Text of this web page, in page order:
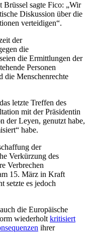
Brüssel sagte Fico: „Wir
Diskussion über die
verteidigen“.
der
die
die Ermittlungen der
Personen
die Menschenrechte
letzte Treffen des
mit der Präsidentin
der Leyen, genutzt habe,
habe.
der
Verkürzung des
Verbrechen
15. März in Kraft
setzte es jedoch
die Europäische
wiederholt kritisiert
ihrer